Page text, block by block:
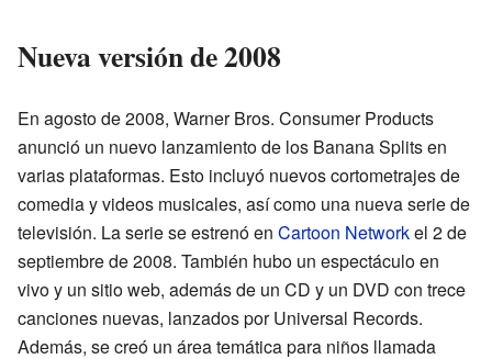
Nueva versión de 2008
En agosto de 2008, Warner Bros. Consumer Products
anunció un nuevo lanzamiento de los Banana Splits en
varias plataformas. Esto incluyó nuevos cortometrajes de
comedia y videos musicales, así como una nueva serie de
televisión. La serie se estrenó en Cartoon Networkel 2 de
septiembre de 2008. También hubo un espectáculo en
vivo y un sitio web, además de un CD y un DVD con trece
canciones nuevas, lanzados por Universal Records.
Además, se creó un área temática para niños llamada